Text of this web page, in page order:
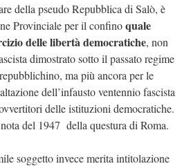
della pseudo Repubblica di Salò, è
Provinciale per il confinoquale
delle libertà democratiche, non
dimostrato sotto il passato regime
ma più ancora per le
dell’infausto ventennio fascista
delle istituzioni democratiche.
del 1947 della questura di Roma.
soggetto invece merita intitolazione